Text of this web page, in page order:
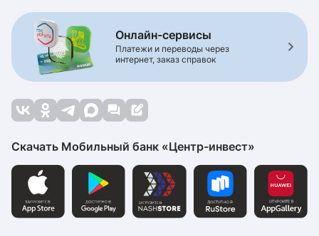
Онлайн-сервисы
Платежи и переводы через
интернет, заказ справок
Скачать Мобильный банк «Центр-инвест»